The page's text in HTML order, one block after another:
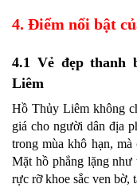
4. Điểm nổi bật
4.1 Vẻ đẹp thanh
Liêm
Hồ Thủy Liêm không
giá cho người dân địa
trong mùa khô hạn,
Mặt hồ phẳng lặng như
rực rỡ khoe sắc ven bờ,